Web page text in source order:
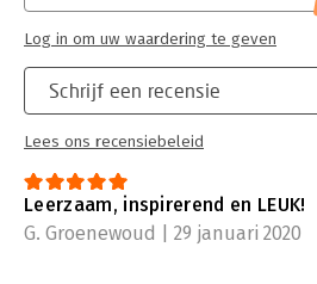
Schrijf een recensie
Lees ons recensiebeleid
Log in om uw waardering te geven
Leerzaam, inspirerend en LEUK!
G. Groenewoud | 29 januari 2020